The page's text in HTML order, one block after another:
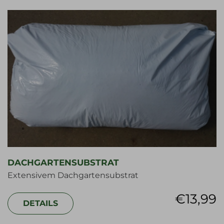
DACHGARTENSUBSTRAT
Extensivem Dachgartensubstrat
€13,99
DETAILS